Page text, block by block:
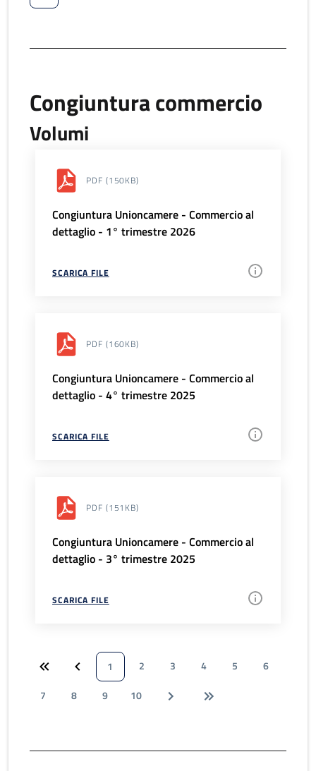
Congiuntura commercio
Volumi
PDF (150KB)
Congiuntura Unioncamere - Commercio al
dettaglio - 1° trimestre 2026
SCARICA FILE
PDF (160KB)
Congiuntura Unioncamere - Commercio al
dettaglio - 4° trimestre 2025
SCARICA FILE
PDF (151KB)
Congiuntura Unioncamere - Commercio al
dettaglio - 3° trimestre 2025
SCARICA FILE
1 2 3 4 5
6
7
8 9 10